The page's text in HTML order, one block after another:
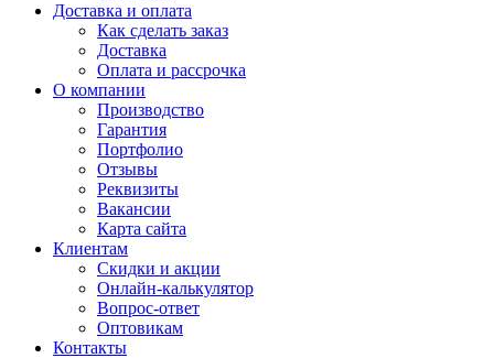
Доставка и оплата
Как сделать заказ
Доставка
Оплата и рассрочка
О компании
Производство
Гарантия
Портфолио
Отзывы
Реквизиты
Вакансии
Карта сайта
Клиентам
Скидки и акции
Онлайн-калькулятор
Вопрос-ответ
Оптовикам
Контакты